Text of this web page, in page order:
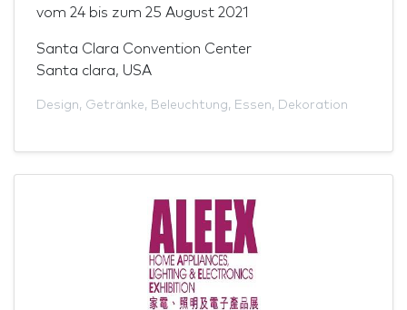
vom 24 bis zum 25 August 2021
Santa Clara Convention Center
Santa clara, USA
Design, Getränke, Beleuchtung, Essen, Dekoration